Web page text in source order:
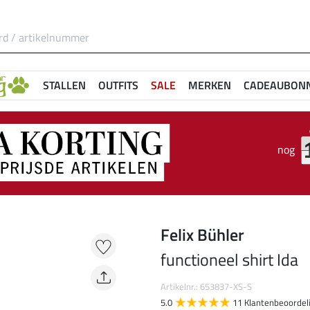
STALLEN OUTFITS SALE MERKEN
nog
Felix Bühler
functioneel shirt Ida
Artikelnr.: 653837-XS-S
5.0
11